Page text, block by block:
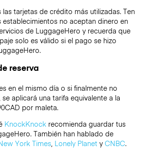
tarjetas de crédito más utilizadas. Ten
establecimientos no aceptan dinero en
de LuggageHero y recuerda que
solo es válido si el pago se hizo
reserva
en el mismo día o si finalmente no
se aplicará una tarifa equivalente a la
por maleta.
KnockKnockrecomienda guardar tus
También han hablado de
York Times, Lonely Planety CNBC.